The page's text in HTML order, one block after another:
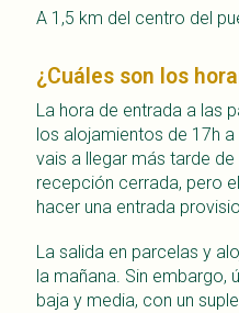
A 1,5 km del centro del
¿Cuáles son los
La hora de entrada a las
los alojamientos de 17h
vais a llegar más tarde
recepción cerrada, pero
hacer una entrada
La salida en parcelas y
la mañana. Sin embargo,
baja y media, con un